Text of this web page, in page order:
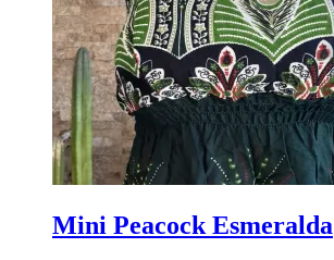
Mini Peacock Esmeralda